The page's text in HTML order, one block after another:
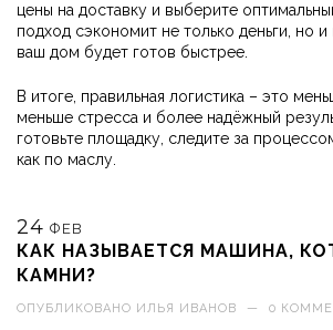
цены на доставку и выберите
подход сэкономит не только деньги, но и
ваш дом будет готов быстрее.
В итоге, правильная логистика – это
меньше стресса и более надёжный
готовьте площадку, следите за
как по маслу.
24 ФЕВ
КАК НАЗЫВАЕТСЯ МАШИНА,
КАМНИ?
ОПУБЛИКОВАНО ИЛЬЯ ИВАНОВ — 0